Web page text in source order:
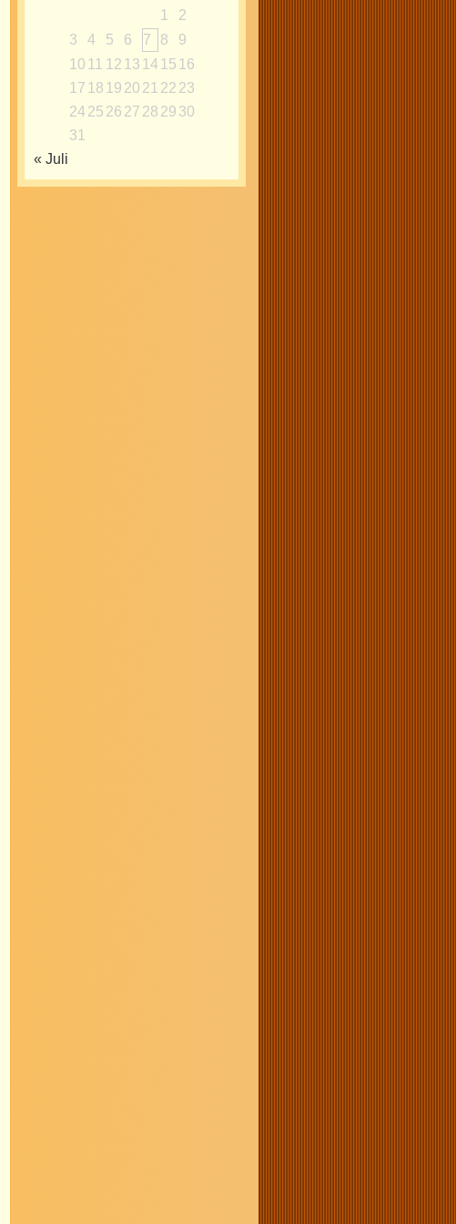
1
2
3
4 5 6 7 8
9
10 11 12 13 14 15 16
17 18 19 20 21 22 23
24 25 26 27 28 29 30
31
« Juli